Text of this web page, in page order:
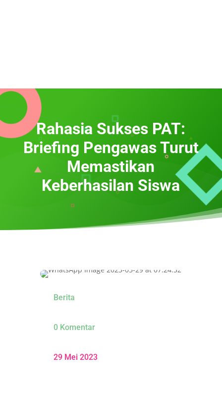
Rahasia Sukses PAT:
Briefing Pengawas Turut
Memastikan
Keberhasilan Siswa
Berita
0 Komentar
29 Mei 2023